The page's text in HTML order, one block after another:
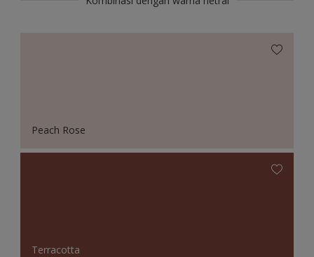
Peach Rose
Terracotta